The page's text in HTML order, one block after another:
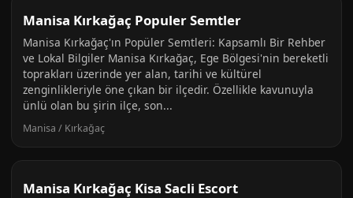
Manisa Kırkağaç Populer Semtler
Manisa Kırkağaç'ın Popüler Semtleri: Kapsamlı Bir Rehber
ve Lokal Bilgiler Manisa Kırkağaç, Ege Bölgesi'nin bereketli
toprakları üzerinde yer alan, tarihi ve kültürel
zenginlikleriyle öne çıkan bir ilçedir. Özellikle kavunuyla
ünlü olan bu şirin ilçe, son...
Manisa / Kırkağaç
Manisa Kırkağaç Kisa Sacli Escort